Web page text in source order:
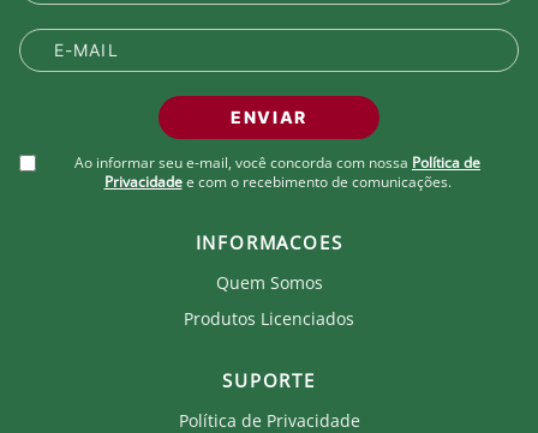
Fluminense. Ao comprar um produto oficial você
fortalece seu clube que recebe royalties com a venda
de cada produto.
ENVIAR
Ao informar seu e-mail, você concorda com nossa Política de
Privacidade e com o recebimento de comunicações.
INFORMACOES
Quem Somos
Produtos Licenciados
SUPORTE
Política de Privacidade